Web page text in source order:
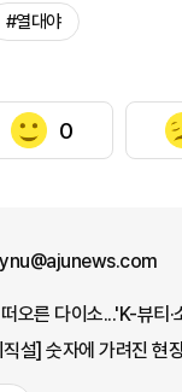
#열대야
0
ynu@ajunews.com
오른 다이소...'K-뷰티
설] 숫자에 가려진 현